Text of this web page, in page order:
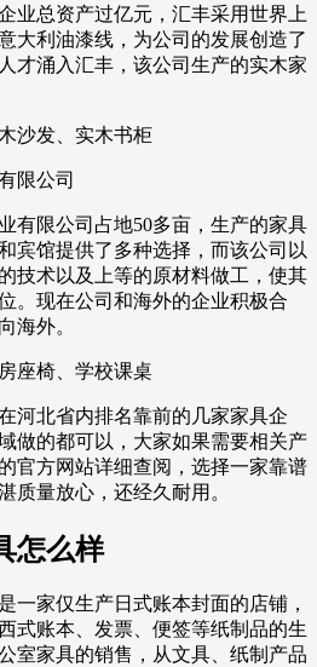
业总资产过亿元，汇丰采用世界上
大利油漆线，为公司的发展创造了
才涌入汇丰，该公司生产的实木家
沙发、实木书柜
限公司
有限公司占地50多亩，生产的家具
宾馆提供了多种选择，而该公司以
技术以及上等的原材料做工，使其
。现在公司和海外的企业积极合
海外。
座椅、学校课桌
河北省内排名靠前的几家家具企
做的都可以，大家如果需要相关产
官方网站详细查阅，选择一家靠谱
质量放心，还经久耐用。
怎么样
一家仅生产日式账本封面的店铺，
式账本、发票、便签等纸制品的生
室家具的销售，从文具、纸制产品